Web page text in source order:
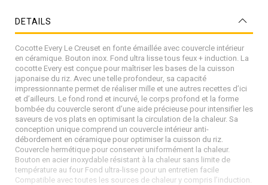
DETAILS
Cocotte Every Le Creuset en fonte émaillée avec couvercle intérieur
en céramique. Bouton inox. Fond ultra lisse tous feux + induction. La
cocotte Every est conçue pour maîtriser les bases de la cuisson
japonaise du riz. Avec une telle profondeur, sa capacité
impressionnante permet de réaliser mille et une autres recettes d’ici
et d’ailleurs. Le fond rond et incurvé, le corps profond et la forme
bombée du couvercle seront d’une aide précieuse pour intensifier les
saveurs de vos plats en optimisant la circulation de la chaleur. Sa
conception unique comprend un couvercle intérieur anti-
débordement en céramique pour optimiser la cuisson du riz.
Couvercle hermétique pour conserver uniformément la chaleur.
Bouton en acier inoxydable résistant à la chaleur sans limite de
température au four Fond ultra-lisse pour un entretien facile
Compatible avec toutes les sources de chaleur y compris l’induction.